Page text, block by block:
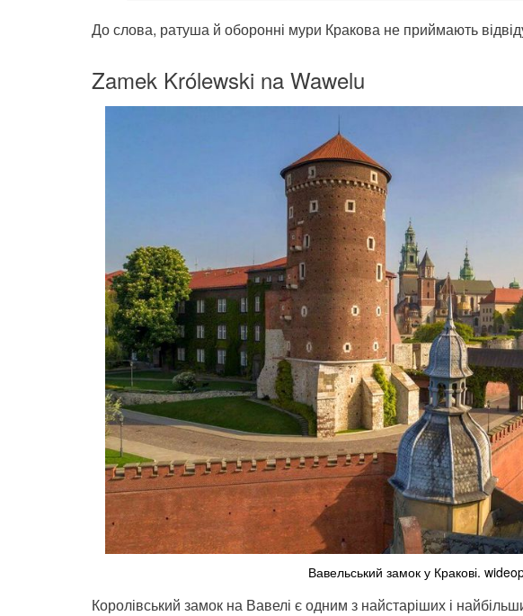
До слова, ратуша й оборонні мури Кракова не приймають
Zamek Królewski na Wawelu
Вавельський замок у Кракові.
Королівський замок на Вавелі є одним з найстаріших і